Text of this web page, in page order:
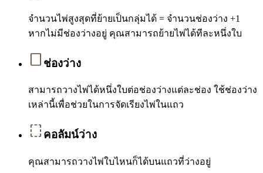
จำนวนไพ่สูงสุดที่ย้ายเป็นกลุ่มได้ = จำนวนช่องว่าง +1
หากไม่มีช่องว่างอยู่ คุณสามารถย้ายไพ่ได้ทีละหนึ่งใบ
ช่องว่าง
สามารถวางไพ่ได้หนึ่งใบต่อช่องว่างแต่ละช่อง ใช้ช่องว่าง
เหล่านี้เพื่อช่วยในการจัดเรียงไพ่ในแถว
คอลัมน์ว่าง
คุณสามารถวางไพ่ใบไหนก็ได้บนแถวที่ว่างอยู่